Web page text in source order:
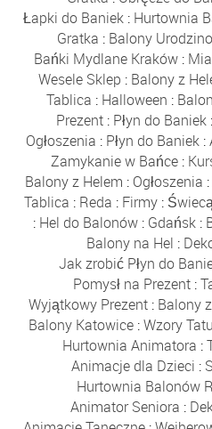
Łapki do Baniek: Hurtownia
Gratka : Balony
Bańki Mydlane Kraków :
Wesele Sklep : Balony z
Tablica : Halloween :
Prezent : Płyn do Baniek :
Ogłoszenia : Płyn do Baniek :
Zamykanie w Bańce :
Balony z Helem : Ogłoszenia :
Tablica : Reda : Firmy:
: Hel do Balonów: Gdańsk:
Balony na Hel :
Jak zrobić Płyn do
Pomysł na Prezent :
Wyjątkowy Prezent: Balony
Balony Katowice:Wzory
Hurtownia Animatora :
Animacje dla Dzieci :
Hurtownia Balonów
Animator Seniora :